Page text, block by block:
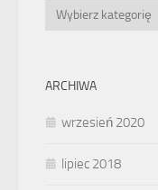
Kategorie
ARCHIWA
wrzesień 2020
lipiec 2018